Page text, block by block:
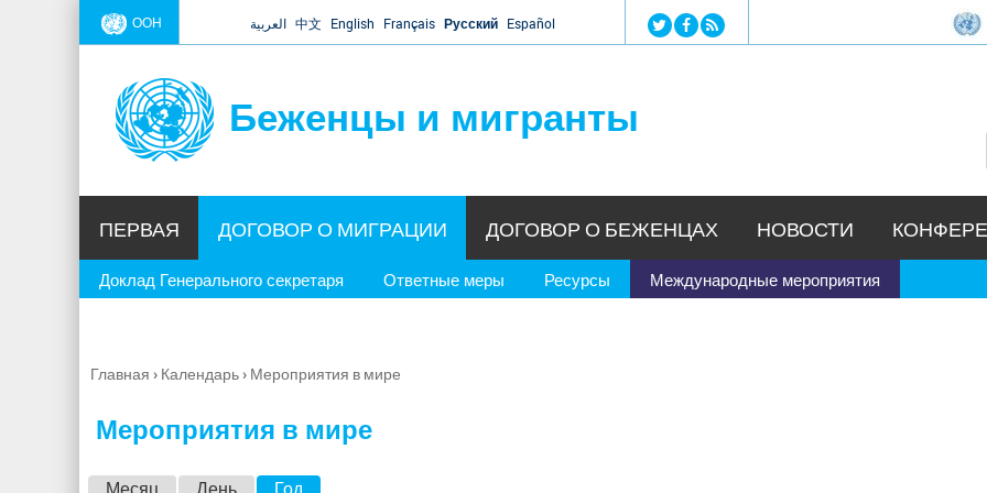
Jump to navigation
ООН العربية 中文 English Français Русский Español
Беженцы и мигранты
ПЕРВАЯ ДОГОВОР О МИГРАЦИИ
Доклад Генерального секретаря Ответные меры Ресурсы Международные мероприятия
ДОГОВОР О БЕЖЕНЦАХ НОВОСТИ
Вы
Главная › Календарь› Мероприятия в мире
Мероприятия в мире